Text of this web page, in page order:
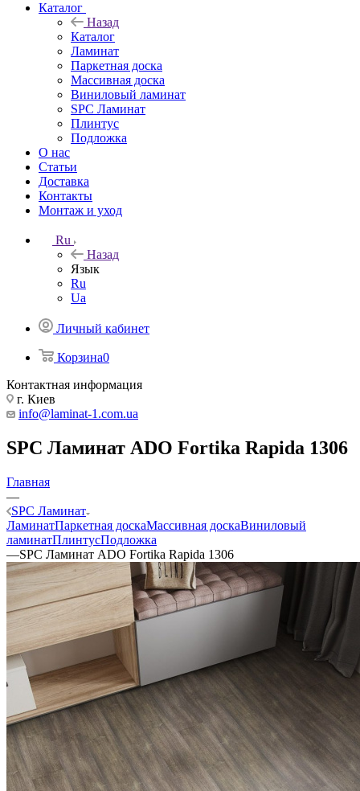
Каталог
Назад
Каталог
Ламинат
Паркетная доска
Массивная доска
Виниловый ламинат
SPC Ламинат
Плинтус
Подложка
О нас
Статьи
Доставка
Контакты
Монтаж и уход
Ru
Назад
Язык
Ru
Ua
Личный кабинет
Корзина0
Контактная информация
г. Киев
info@laminat-1.com.ua
SPC Ламинат ADO Fortika Rapida 1306
Главная
—
SPC Ламинат
ЛаминатПаркетная доскаМассивная доскаВиниловый
ламинатПлинтусПодложка
—SPC Ламинат ADO Fortika Rapida 1306